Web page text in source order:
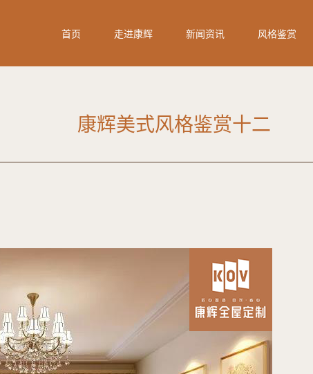
首页 走进康辉 新闻资讯 风格鉴赏
康辉美式风格鉴赏十二